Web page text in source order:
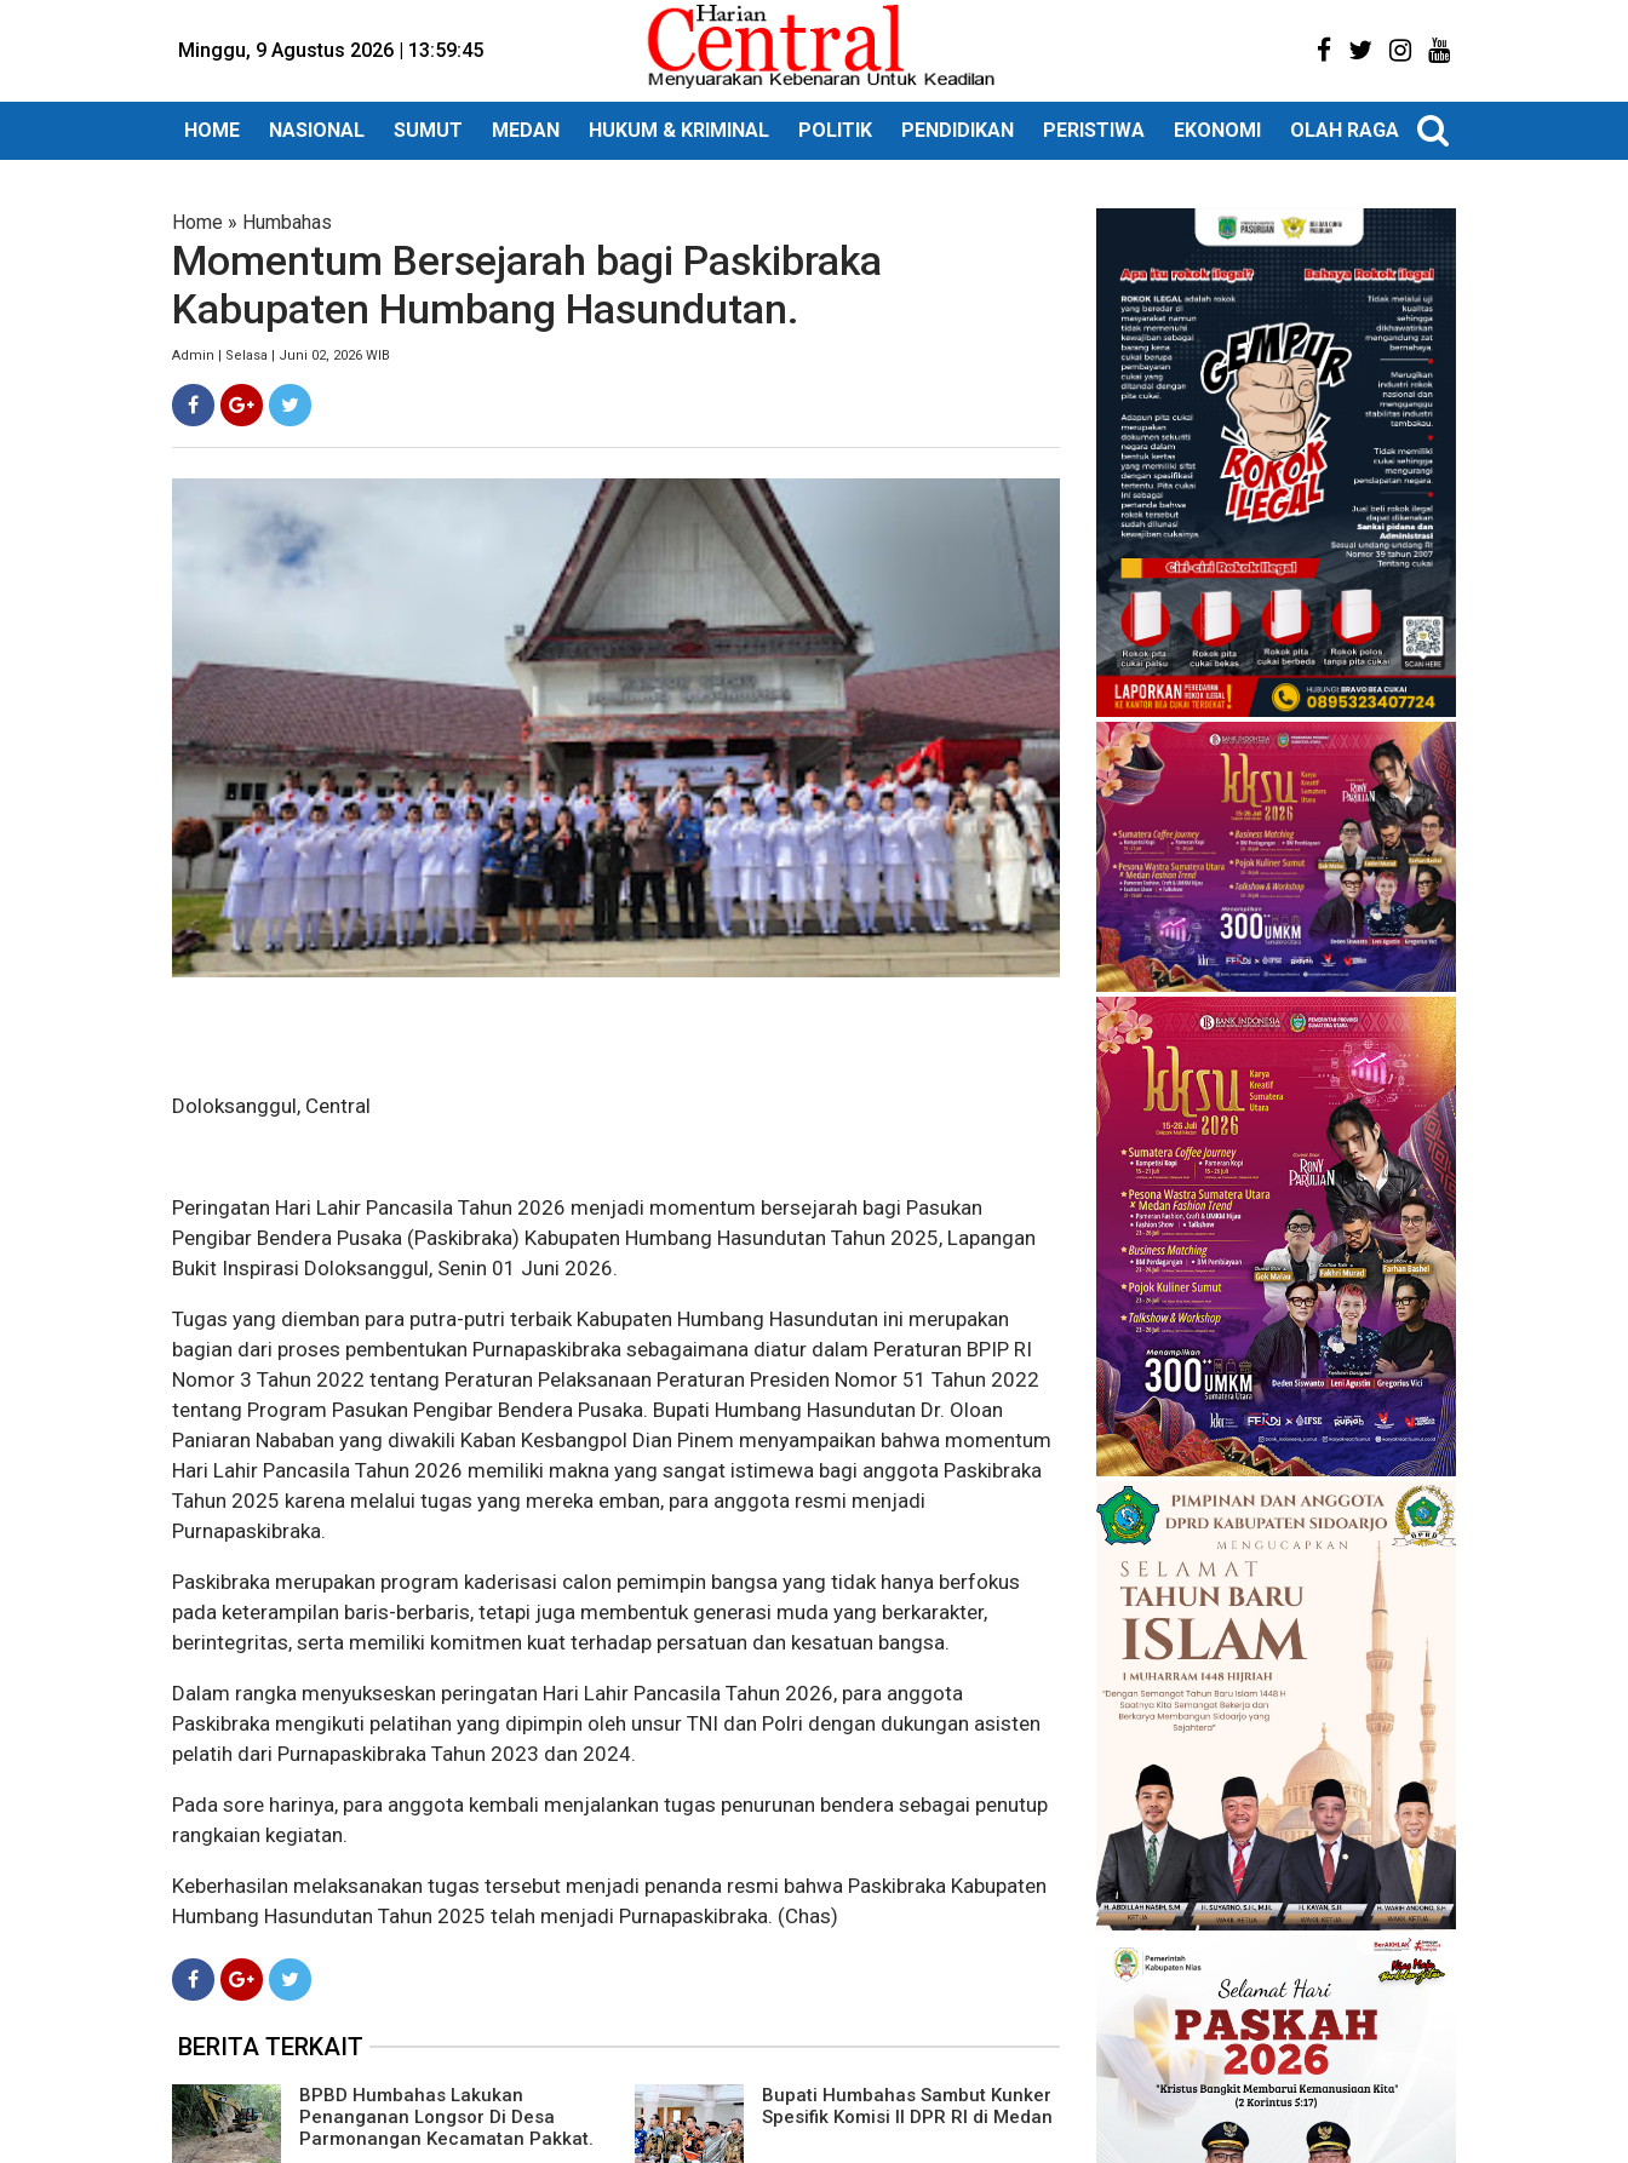
Minggu, 9 Agustus 2026 | 13:59:46
HOME NASIONAL SUMUT MEDAN HUKUM & KRIMINAL POLITIK PENDIDIKAN PERISTIWA EKONOMI OLAH RAGA
Home » Humbahas
Momentum Bersejarah bagi Paskibraka
Kabupaten Humbang Hasundutan.
Admin | Selasa | Juni 02, 2026 WIB
Doloksanggul, Central
Peringatan Hari Lahir Pancasila Tahun 2026 menjadi momentum bersejarah bagi Pasukan
Pengibar Bendera Pusaka (Paskibraka) Kabupaten Humbang Hasundutan Tahun 2025, Lapangan
Bukit Inspirasi Doloksanggul, Senin 01 Juni 2026.
Tugas yang diemban para putra-putri terbaik Kabupaten Humbang Hasundutan ini merupakan
bagian dari proses pembentukan Purnapaskibraka sebagaimana diatur dalam Peraturan BPIP RI
Nomor 3 Tahun 2022 tentang Peraturan Pelaksanaan Peraturan Presiden Nomor 51 Tahun 2022
tentang Program Pasukan Pengibar Bendera Pusaka. Bupati Humbang Hasundutan Dr. Oloan
Paniaran Nababan yang diwakili Kaban Kesbangpol Dian Pinem menyampaikan bahwa momentum
Hari Lahir Pancasila Tahun 2026 memiliki makna yang sangat istimewa bagi anggota Paskibraka
Tahun 2025 karena melalui tugas yang mereka emban, para anggota resmi menjadi
Purnapaskibraka.
Paskibraka merupakan program kaderisasi calon pemimpin bangsa yang tidak hanya berfokus
pada keterampilan baris-berbaris, tetapi juga membentuk generasi muda yang berkarakter,
berintegritas, serta memiliki komitmen kuat terhadap persatuan dan kesatuan bangsa.
Dalam rangka menyukseskan peringatan Hari Lahir Pancasila Tahun 2026, para anggota
Paskibraka mengikuti pelatihan yang dipimpin oleh unsur TNI dan Polri dengan dukungan asisten
pelatih dari Purnapaskibraka Tahun 2023 dan 2024.
Pada sore harinya, para anggota kembali menjalankan tugas penurunan bendera sebagai penutup
rangkaian kegiatan.
Keberhasilan melaksanakan tugas tersebut menjadi penanda resmi bahwa Paskibraka Kabupaten
Humbang Hasundutan Tahun 2025 telah menjadi Purnapaskibraka. (Chas)
BERITA TERKAIT
BPBD Humbahas Lakukan
Penanganan Longsor Di Desa
Parmonangan Kecamatan Pakkat.
Bupati Humbahas Sambut Kunker
Spesifik Komisi II DPR RI di Medan